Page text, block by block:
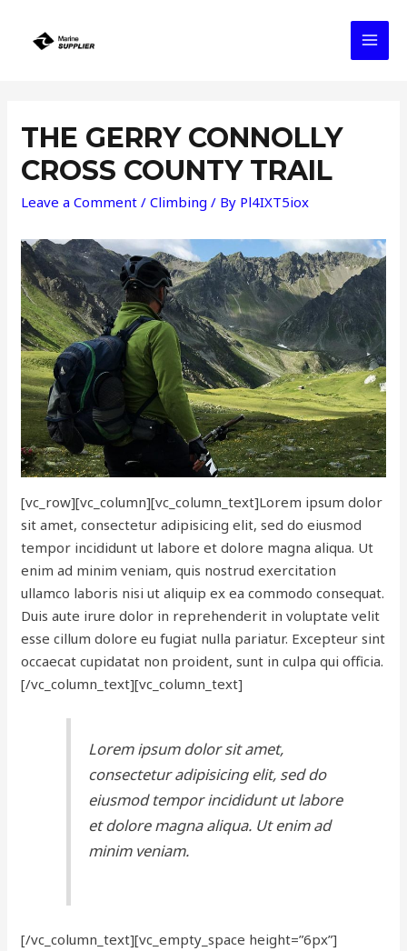
content
THE GERRY CONNOLLY
CROSS COUNTY TRAIL
Leave a Comment /Climbing / By Pl4IXT5iox
[vc_row][vc_column][vc_column_text]Lorem ipsum dolor
sit amet, consectetur adipisicing elit, sed do eiusmod
tempor incididunt ut labore et dolore magna aliqua. Ut
enim ad minim veniam, quis nostrud exercitation
ullamco laboris nisi ut aliquip ex ea commodo consequat.
Duis aute irure dolor in reprehenderit in voluptate velit
esse cillum dolore eu fugiat nulla pariatur. Excepteur sint
occaecat cupidatat non proident, sunt in culpa qui officia.
[/vc_column_text][vc_column_text]
Lorem ipsum dolor sit amet,
consectetur adipisicing elit, sed do
eiusmod tempor incididunt ut labore
et dolore magna aliqua. Ut enim ad
minim veniam.
[/vc_column_text][vc_empty_space height=”6px”]